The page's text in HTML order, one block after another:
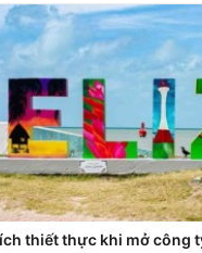
thiết thực khi mở công